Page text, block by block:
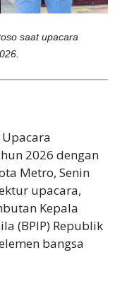
saat upacara
2026 dengan
Metro, Senin
upacara,
Kepala
(BPIP) Republik
bangsa